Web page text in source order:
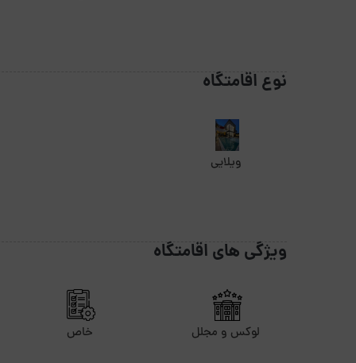
نوع اقامتگاه
ویلایی
ویژگی های اقامتگاه
لوکس و مجلل خاص